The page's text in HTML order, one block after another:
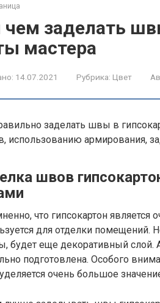
чем заделать
мастера
14.07.2021 Рубрика: Цвет
заделать швы в
использованию армирования,
швов
что гипсокартон
для отделки помещений.
будет еще декоративный слой.
подготовлена. Особого
очень большое